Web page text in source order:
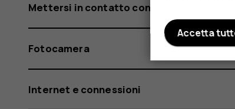
Mettersi in contatto con amici e familiari
Fotocamera
Internet e connessioni
Accetta